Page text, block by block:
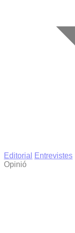
Editorial
Entrevistes
Opinió